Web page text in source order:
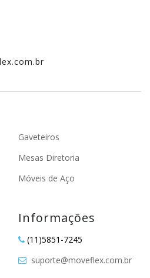
Gaveteiros
Mesas Diretoria
Móveis de Aço
Informações
(11)5851-7245
suporte@moveflex.com.br